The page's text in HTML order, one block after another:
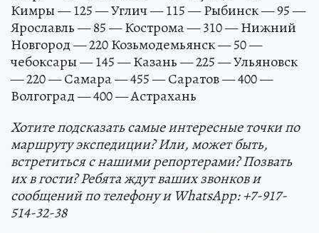
Кимры — 125 — Углич — 115 — Рыбинск — 95 —
Ярославль — 85 — Кострома — 310 — Нижний
Новгород — 220 Козьмодемьянск — 50 —
чебоксары — 145 — Казань — 225 — Ульяновск
— 220 — Самара — 455 — Саратов — 400 —
Волгоград — 400 — Астрахань
Хотите подсказать самые интересные точки по
маршруту экспедиции? Или, может быть,
встретиться с нашими репортерами? Позвать
их в гости? Ребята ждут ваших звонков и
сообщений по телефону и WhatsApp: +7-917-
514-32-38